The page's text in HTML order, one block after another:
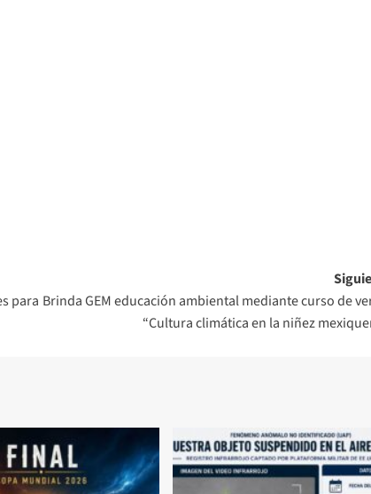
para Brinda GEM educación ambiental mediante curso de
“Cultura climática en la niñez